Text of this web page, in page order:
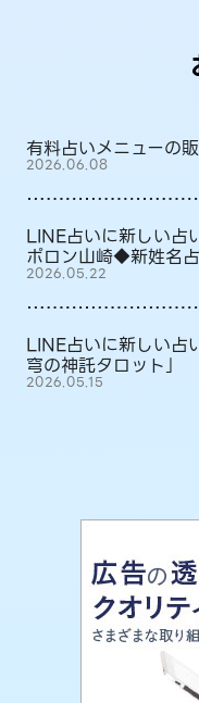
有料占いメニューの
2026.06.08
LINE占いに新しい占
ポロン山崎◆新姓名占
2026.05.22
LINE占いに新しい
穹の神託タロット」
2026.05.15